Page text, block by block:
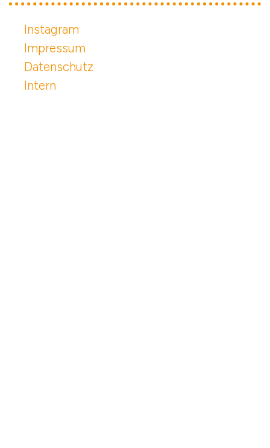
Instagram
Impressum
Datenschutz
Intern